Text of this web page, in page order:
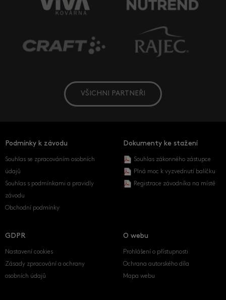
VŠICHNI PARTNEŘI
Podmínky k závodu
Souhlas se zpracováním osobních
údajů
Souhlas s podmínkami a pravidly
závodu
Obchodní podmínky
Dokumenty ke stažení
Souhlas zákonného zástupce
Plná moc k vyzvednutí balíčku
Registrace závodníka na místě
GDPR
Nastavení cookies
Zásady zpracování a ochrany
osobních údajů
O webu
Prohlášení o přístupnosti
Ochrana autorského díla
Mapa webu